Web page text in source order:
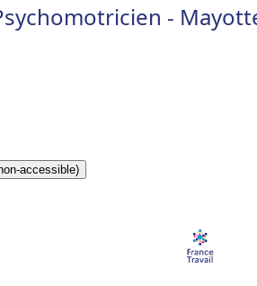
-
accessible)